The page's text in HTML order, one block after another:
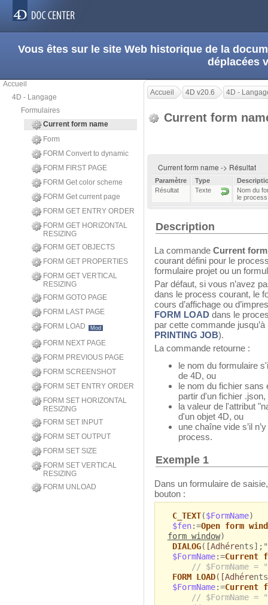
Vous êtes sur le site Web historique de la
déplacées
Accueil
4D - Langage
Formulaires
Current form name
Form
FORM Convert to dynamic
FORM FIRST PAGE
FORM Get color scheme
FORM Get current page
FORM GET ENTRY ORDER
FORM GET HORIZONTAL
RESIZING
FORM GET OBJECTS
FORM GET PROPERTIES
FORM GET VERTICAL
RESIZING
FORM GOTO PAGE
FORM LAST PAGE
FORM LOAD
Mod
FORM NEXT PAGE
FORM PREVIOUS PAGE
FORM SCREENSHOT
FORM SET ENTRY ORDER
FORM SET HORIZONTAL
RESIZING
FORM SET INPUT
FORM SET OUTPUT
FORM SET SIZE
FORM SET VERTICAL
RESIZING
FORM UNLOAD
Accueil 4D v20.6 4D -
Current form
Current form name -> Résultat
Paramètre Type
Résultat
Texte
Nom du
le process
Description
La commande Current
courant défini pour le
formulaire projet ou un
Par défaut, si vous n’avez
dans le process courant, le
cours d’affichage ou
FORM LOAD dans le
par cette commande jusqu’à
PRINTING JOB).
La commande retourne :
le nom du formulaire
de 4D, ou
le nom du fichier
partir d'un fichier .json,
la valeur de l'attribut
d'un objet 4D, ou
une chaîne vide s’il
process.
Exemple 1
Dans un formulaire de
bouton :
C_TEXT($FormName)
$fen:=Open form
form window)
DIALOG( [Adhére
$FormName:=Current
// $FormName =
FORM LOAD( [Adhére
$FormName:=Current
// $FormName =